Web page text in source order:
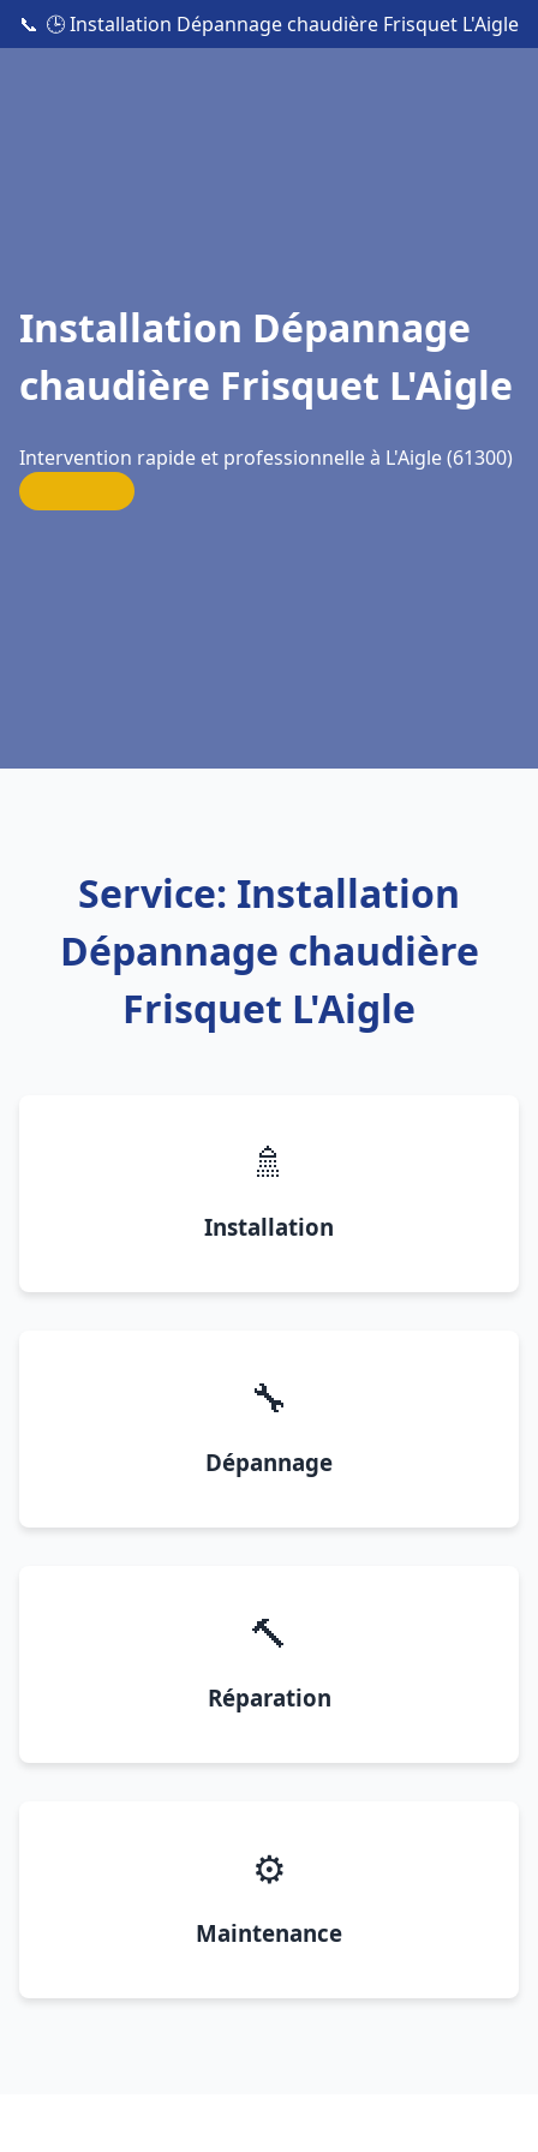
📞 🕒 Installation Dépannage chaudière Frisquet L'Aigle
Installation Dépannage
chaudière Frisquet L'Aigle
Intervention rapide et professionnelle à L'Aigle (61300)
Service: Installation
Dépannage chaudière
Frisquet L'Aigle
🚿
Installation
🔧
Dépannage
🔨
Réparation
⚙️
Maintenance